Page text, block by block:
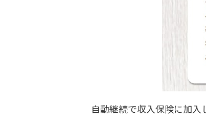
自動継続で収入保険に加入